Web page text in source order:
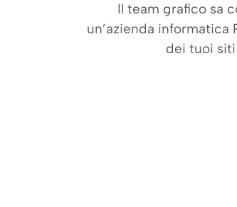
Il team grafico sa
un’azienda
dei tuoi